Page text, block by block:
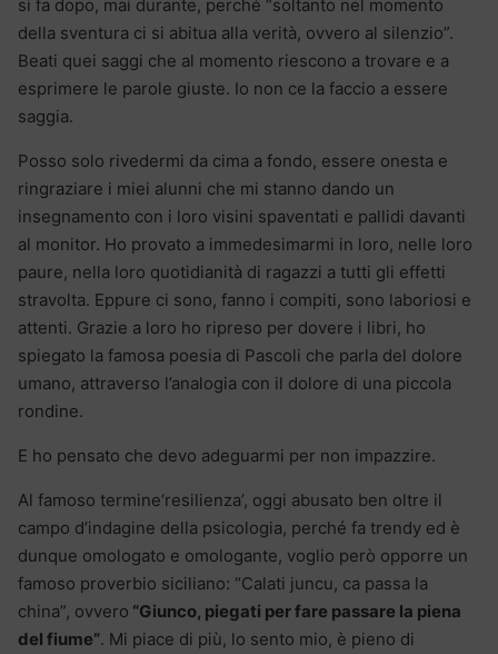
si fa dopo, mai durante, perché “soltanto nel momento
della sventura ci si abitua alla verità, ovvero al silenzio”.
Beati quei saggi che al momento riescono a trovare e a
esprimere le parole giuste. Io non ce la faccio a essere
saggia.
Posso solo rivedermi da cima a fondo, essere onesta e
ringraziare i miei alunni che mi stanno dando un
insegnamento con i loro visini spaventati e pallidi davanti
al monitor. Ho provato a immedesimarmi in loro, nelle loro
paure, nella loro quotidianità di ragazzi a tutti gli effetti
stravolta. Eppure ci sono, fanno i compiti, sono laboriosi e
attenti. Grazie a loro ho ripreso per dovere i libri, ho
spiegato la famosa poesia di Pascoli che parla del dolore
umano, attraverso l’analogia con il dolore di una piccola
rondine.
E ho pensato che devo adeguarmi per non impazzire.
Al famoso termine‘resilienza’, oggi abusato ben oltre il
campo d’indagine della psicologia, perché fa trendy ed è
dunque omologato e omologante, voglio però opporre un
famoso proverbio siciliano: “Calati juncu, ca passa la
china”, ovvero “Giunco, piegati per fare passare la piena
del fiume”. Mi piace di più, lo sento mio, è pieno di